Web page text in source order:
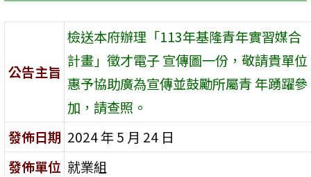
公告主旨
檢送本府辦理「113年基隆青年實習媒合
計畫」徵才電子 宣傳圖一份，敬請貴單位
惠予協助廣為宣傳並鼓勵所屬青 年踴躍參
加，請查照。
發佈日期 2024 年 5 月 24 日
發佈單位 就業組